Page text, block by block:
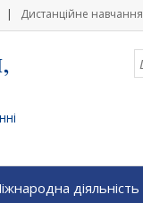
Дистанційне навчання
діяльність